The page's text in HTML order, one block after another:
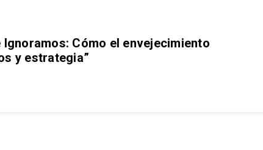
Cómo el envejecimiento
y estrategia”